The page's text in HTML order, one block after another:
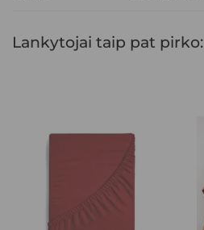
Lankytojai taip pat pirko: